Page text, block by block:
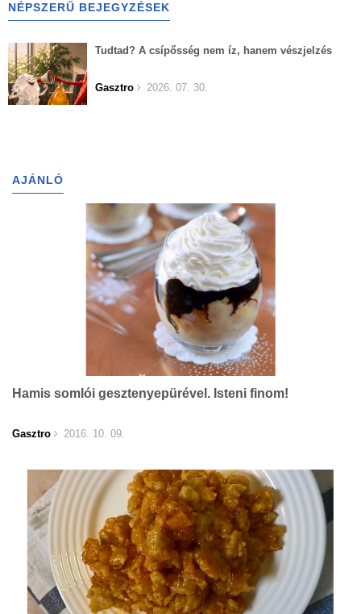
NÉPSZERŰ BEJEGYZÉSEK
Tudtad? A csípősség nem íz, hanem vészjelzés
Gasztro 2026. 07. 30.
AJÁNLÓ
Hamis somlói gesztenyepürével. Isteni finom!
Gasztro 2016. 10. 09.